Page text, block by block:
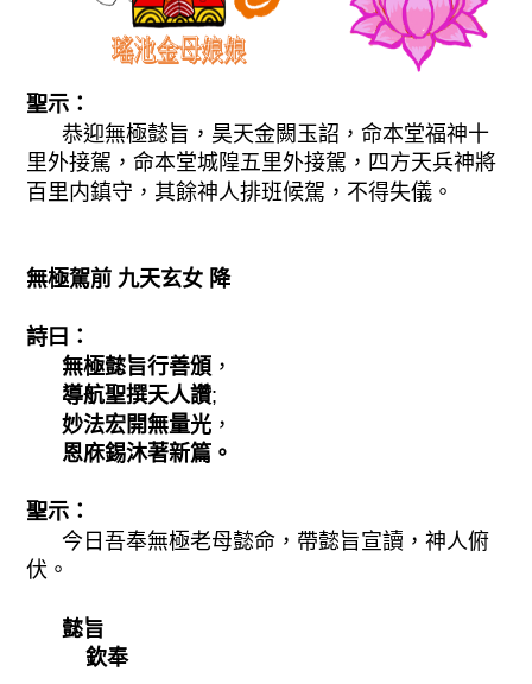
聖示：
恭迎無極懿旨，昊天金闕玉詔，命本堂福神十
里外接駕，命本堂城隍五里外接駕，四方天兵神將
百里内鎮守，其餘神人排班候駕，不得失儀。
無極駕前 九天玄女 降
詩曰：
無極懿旨行善頒 ，
導航聖撰天人讚;
妙法宏開無量光 ，
恩庥錫沐著新篇。
聖示：
今日吾奉無極老母懿命，帶懿旨宣讀，神人俯
伏。
懿旨
欽奉